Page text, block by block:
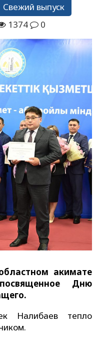
Свежий выпуск
1374 0
акимате
Дню
Налибаев тепло